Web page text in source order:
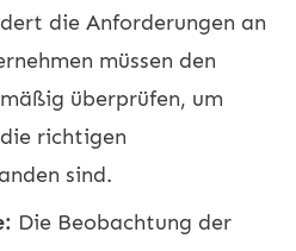
die Anforderungen an
müssen den
überprüfen, um
richtigen
sind.
Die Beobachtung der